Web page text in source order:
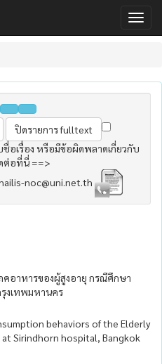
ชื่อเรื่อง หรือมีข้อผิดพลาดเกี่ยวกับ
ต่อที่นี่ ==>
noc@uni.net.th
อาหารของผู้สูงอายุ กรณีศึกษา
งเทพมหานคร
behaviors of the Elderly
Sirindhorn hospital, Bangkok